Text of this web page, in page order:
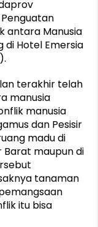
antara Manusia
di Hotel Emersia
terakhir telah
manusia
manusia
dan Pesisir
madu di
Barat maupun di
tanaman
itu bisa